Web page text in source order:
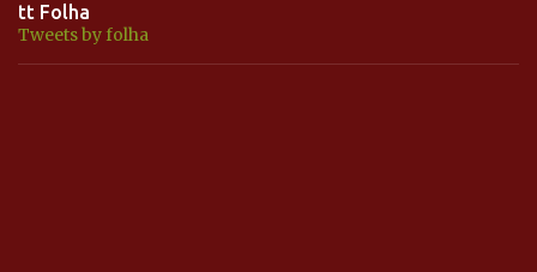
tt Folha
Tweets by folha